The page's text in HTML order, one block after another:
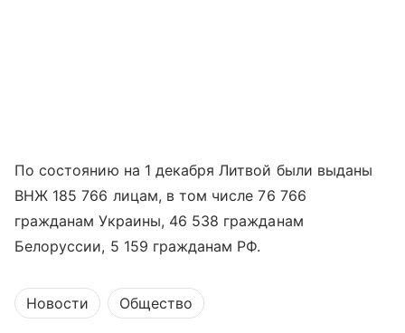
По состоянию на 1 декабря Литвой были выданы
ВНЖ 185 766 лицам, в том числе 76 766
гражданам Украины, 46 538 гражданам
Белоруссии, 5 159 гражданам РФ.
Новости Общество